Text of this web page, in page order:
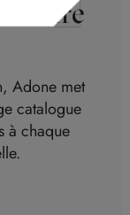
Adone met
catalogue
à chaque